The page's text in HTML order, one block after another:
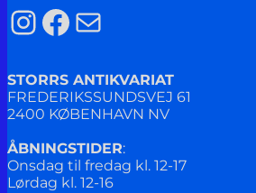
Instagram
Facebook
Mail
STORRS ANTIKVARIAT
FREDERIKSSUNDSVEJ 61
2400 KØBENHAVN NV
ÅBNINGSTIDER:
Onsdag til fredag kl. 12-17
Lørdag kl. 12-16